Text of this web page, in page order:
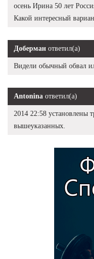
осень Ирина 50 лет
Какой интересный
Доберман ответил(а)
Видели обычный обвал
Antonina ответил(а)
2014 22:58 установлены
вышеуказанных.